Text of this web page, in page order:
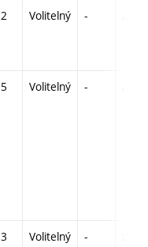
2 Volitelný -
5 Volitelný -
3 Volitelný -